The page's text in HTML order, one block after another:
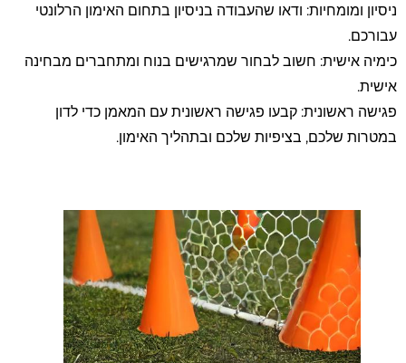
ניסיון ומומחיות: ודאו שהעבודה בניסיון בתחום האימון הרלונטי
עבורכם.
כימיה אישית: חשוב לבחור שמרגישים בנוח ומתחברים מבחינה
אישית.
פגישה ראשונית: קבעו פגישה ראשונית עם המאמן כדי לדון
במטרות שלכם, בציפיות שלכם ובתהליך האימון.